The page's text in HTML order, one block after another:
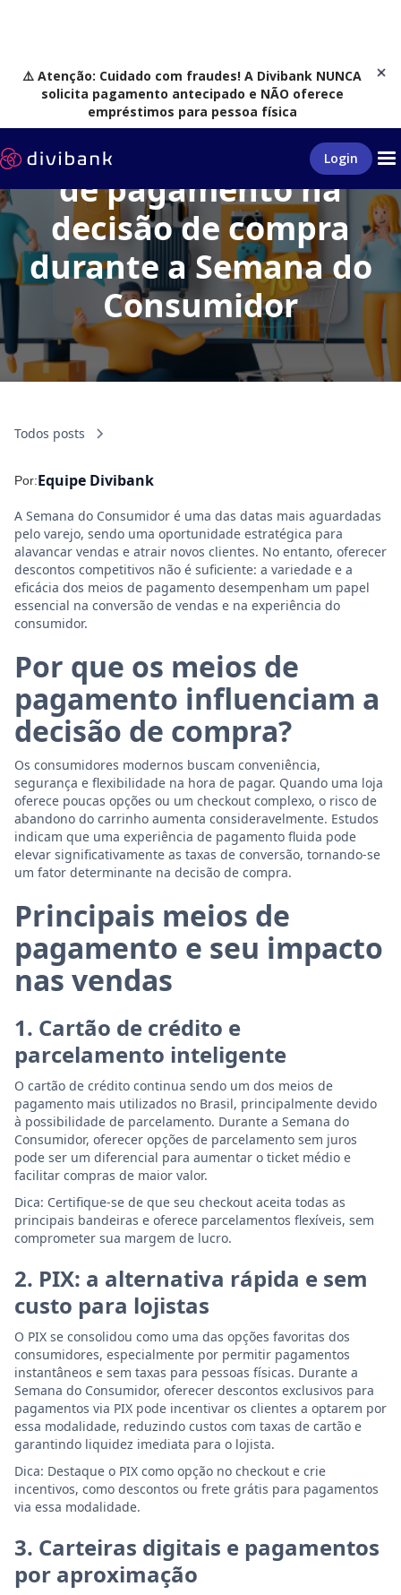
⚠️ Atenção: Cuidado com fraudes! A Divibank NUNCA
solicita pagamento antecipado e NÃO oferece
empréstimos para pessoa física
Login
O impacto dos meios
de pagamento na
decisão de compra
durante a Semana do
Consumidor
Todos posts
Por:Equipe Divibank
A Semana do Consumidor é uma das datas mais aguardadas
pelo varejo, sendo uma oportunidade estratégica para
alavancar vendas e atrair novos clientes. No entanto, oferecer
descontos competitivos não é suficiente: a variedade e a
eficácia dos meios de pagamento desempenham um papel
essencial na conversão de vendas e na experiência do
consumidor.
Por que os meios de
pagamento influenciam a
decisão de compra?
Os consumidores modernos buscam conveniência,
segurança e flexibilidade na hora de pagar. Quando uma loja
oferece poucas opções ou um checkout complexo, o risco de
abandono do carrinho aumenta consideravelmente. Estudos
indicam que uma experiência de pagamento fluida pode
elevar significativamente as taxas de conversão, tornando-se
um fator determinante na decisão de compra.
Principais meios de
pagamento e seu impacto
nas vendas
1. Cartão de crédito e
parcelamento inteligente
O cartão de crédito continua sendo um dos meios de
pagamento mais utilizados no Brasil, principalmente devido
à possibilidade de parcelamento. Durante a Semana do
Consumidor, oferecer opções de parcelamento sem juros
pode ser um diferencial para aumentar o ticket médio e
facilitar compras de maior valor.
Dica: Certifique-se de que seu checkout aceita todas as
principais bandeiras e oferece parcelamentos flexíveis, sem
comprometer sua margem de lucro.
2. PIX: a alternativa rápida e sem
custo para lojistas
O PIX se consolidou como uma das opções favoritas dos
consumidores, especialmente por permitir pagamentos
instantâneos e sem taxas para pessoas físicas. Durante a
Semana do Consumidor, oferecer descontos exclusivos para
pagamentos via PIX pode incentivar os clientes a optarem por
essa modalidade, reduzindo custos com taxas de cartão e
garantindo liquidez imediata para o lojista.
Dica: Destaque o PIX como opção no checkout e crie
incentivos, como descontos ou frete grátis para pagamentos
via essa modalidade.
3. Carteiras digitais e pagamentos
por aproximação